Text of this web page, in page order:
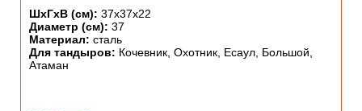
ШхГхВ (см): 37х37х22
Диаметр (см): 37
Материал: сталь
Для тандыров: Кочевник, Охотник, Есаул, Большой,
Атаман